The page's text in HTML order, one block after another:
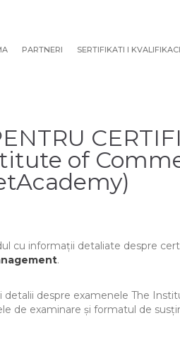
PARTNERI SERTIFIKATI I
of
cu informații detaliate despre
.
detalii despre examenele The
de examinare și formatul de